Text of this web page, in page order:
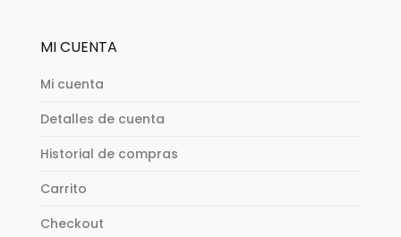
MI CUENTA
Mi cuenta
Detalles de cuenta
Historial de compras
Carrito
Checkout